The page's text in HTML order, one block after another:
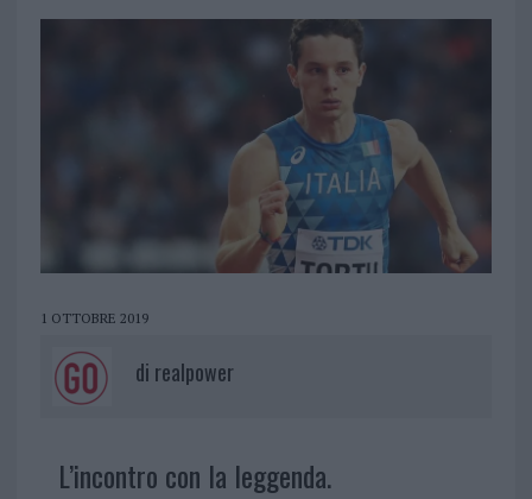
1 OTTOBRE 2019
di realpower
L’incontro con la leggenda.